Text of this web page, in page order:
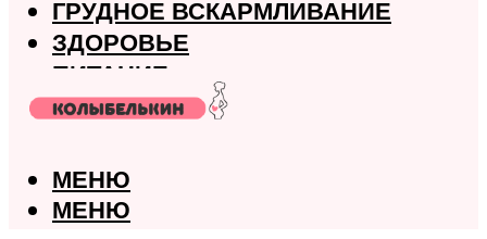
ГРУДНОЕ ВСКАРМЛИВАНИЕ
ЗДОРОВЬЕ
ПИТАНИЕ
РОДЫ
МЕНЮ
МЕНЮ